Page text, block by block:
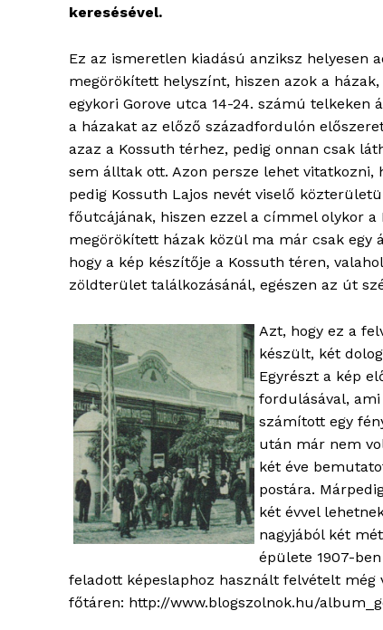
keresésével.
Ez az ismeretlen kiadású anziksz helyesen
megörökített helyszínt, hiszen azok a
egykori Gorove utca 14-24. számú telkeken
a házakat az előző századfordulón
azaz a Kossuth térhez, pedig onnan csak
sem álltak ott. Azon persze lehet vitatkozni,
pedig Kossuth Lajos nevét viselő
főutcájának, hiszen ezzel a címmel olykor a
megörökített házak közül ma már csak egy
hogy a kép készítője a Kossuth téren,
zöldterület találkozásánál, egészen az út
Azt, hogy ez a
készült, két
Egyrészt a kép
fordulásával,
számított egy
után már nem
két éve
postára.
két évvel
nagyjából két
épülete 1907-
feladott képeslaphoz használt felvételt még
főtáren: http://www.blogszolnok.hu/